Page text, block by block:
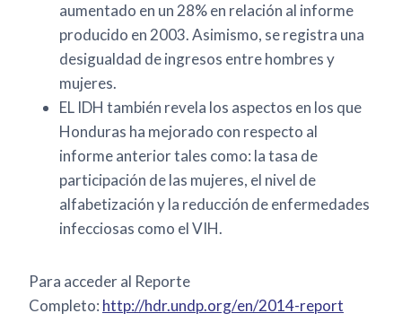
aumentado en un 28% en relación al informe
producido en 2003. Asimismo, se registra una
desigualdad de ingresos entre hombres y
mujeres.
EL IDH también revela los aspectos en los que
Honduras ha mejorado con respecto al
informe anterior tales como: la tasa de
participación de las mujeres, el nivel de
alfabetización y la reducción de enfermedades
infecciosas como el VIH.
Para acceder al Reporte
Completo: http://hdr.undp.org/en/2014-report